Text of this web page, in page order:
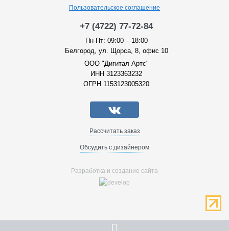
Пользовательское соглашение
+7 (4722) 77-72-84
Пн-Пт: 09:00 – 18:00
Белгород, ул. Щорса, 8, офис 10
ООО "Дигитал Артс"
ИНН 3123363232
ОГРН 1153123005320
Рассчитать заказ
Обсудить с дизайнером
Разработка и создание сайта